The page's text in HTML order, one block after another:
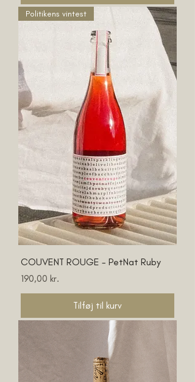
Politikens vintest
COUVENT ROUGE - PetNat Ruby
Pris
190,00 kr.
Tilføj til kurv